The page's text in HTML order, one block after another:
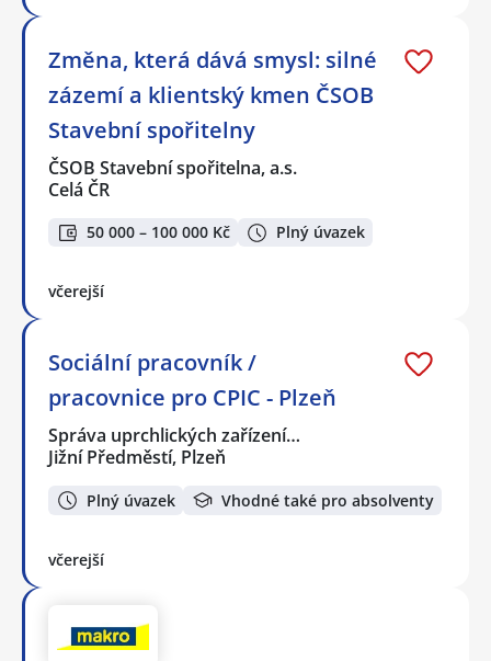
Změna, která dává smysl: silné
zázemí a klientský kmen ČSOB
Stavební spořitelny
ČSOB Stavební spořitelna, a.s.
Celá ČR
50 000 – 100 000 Kč Plný úvazek
včerejší
Sociální pracovník /
pracovnice pro CPIC - Plzeň
Správa uprchlických zařízení…
Jižní Předměstí, Plzeň
Plný úvazek Vhodné také pro absolventy
včerejší